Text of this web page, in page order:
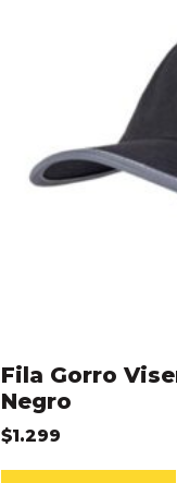
Fila Gorro
Negro
$1.299